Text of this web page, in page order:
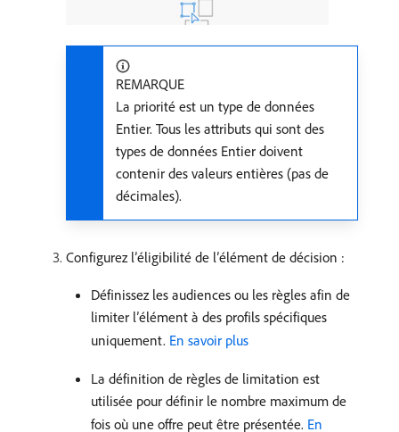
REMARQUE
La priorité est un type de données
Entier. Tous les attributs qui sont des
types de données Entier doivent
contenir des valeurs entières (pas de
décimales).
Configurez l’éligibilité de l’élément de décision :
Définissez les audiences ou les règles afin de
limiter l’élément à des profils spécifiques
uniquement. En savoir plus
La définition de règles de limitation est
utilisée pour définir le nombre maximum de
fois où une offre peut être présentée. En